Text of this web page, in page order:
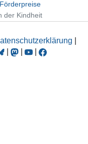
Förderpreise
der Kindheit